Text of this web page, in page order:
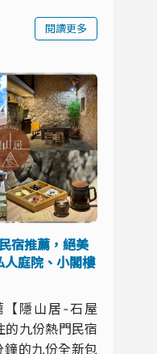
閱讀更多
宿推薦，絕美
庭院、小閣樓
【隱山居-石屋
九份熱門民宿
的九份全新包